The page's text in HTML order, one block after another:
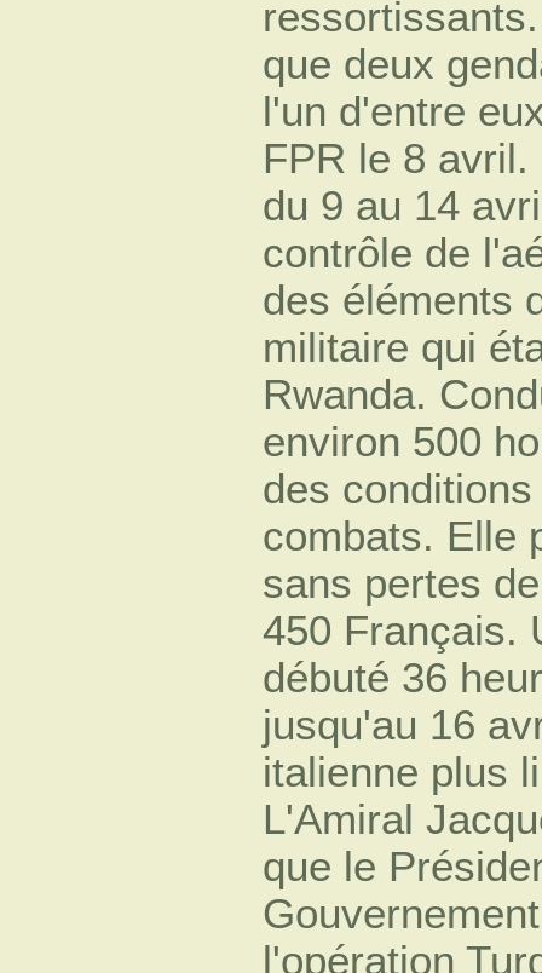
que deux
l'un d'entre
FPR le 8
du 9 au 14
contrôle de
des éléments
militaire qui
Rwanda.
environ 500
des
combats. Elle
sans pertes
450 Français.
débuté 36
jusqu'au 16
italienne plus
L'Amiral
que le
l'opération